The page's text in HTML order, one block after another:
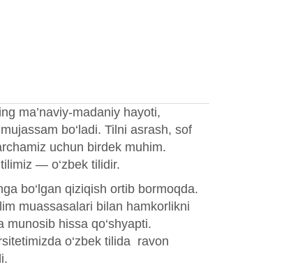
ma’naviy-madaniy hayoti,
bo‘ladi. Tilni asrash, sof
uchun birdek muhim.
— o‘zbek tilidir.
bo‘lgan qiziqish ortib bormoqda.
muassasalari bilan hamkorlikni
munosib hissa qo‘shyapti.
o‘zbek tilida ravon